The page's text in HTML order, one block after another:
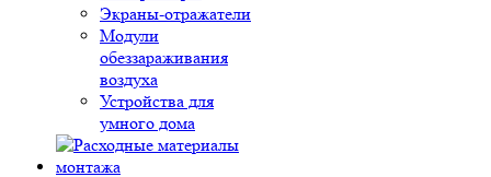
Экраны-отражатели
Модули
обеззараживания
воздуха
Устройства для
умного дома